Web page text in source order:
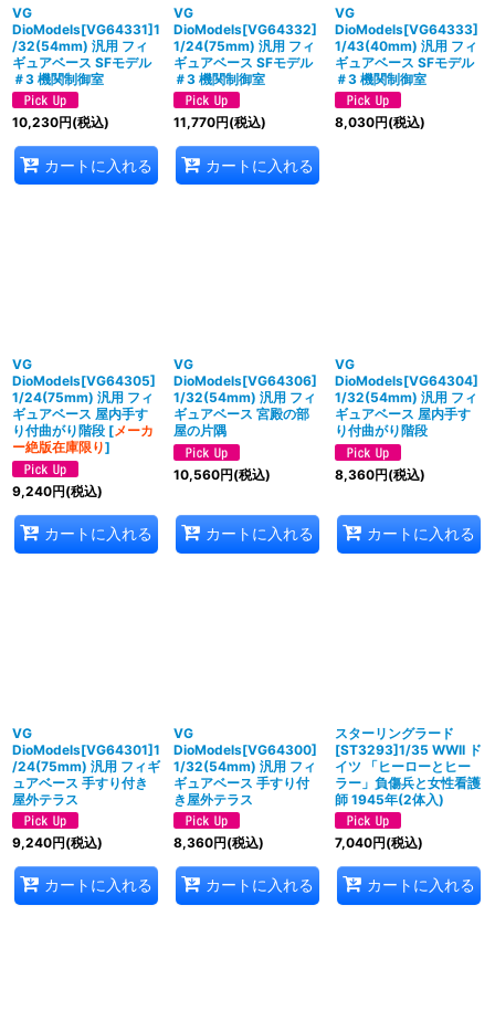
VG
DioModels[VG64331]1
/32(54mm) 汎用 フィ
ギュアベース SFモデル
＃3 機関制御室
10,230円(税込)
カートに入れる
VG
DioModels[VG64332]
1/24(75mm) 汎用 フィ
ギュアベース SFモデル
＃3 機関制御室
11,770円(税込)
カートに入れる
VG
DioModels[VG64333]
1/43(40mm) 汎用 フィ
ギュアベース SFモデル
＃3 機関制御室
8,030円(税込)
VG
DioModels[VG64305]
1/24(75mm) 汎用 フィ
ギュアベース 屋内手す
り付曲がり階段 [メーカ
ー絶版在庫限り]
9,240円(税込)
カートに入れる
VG
DioModels[VG64306]
1/32(54mm) 汎用 フィ
ギュアベース 宮殿の部
屋の片隅
10,560円(税込)
カートに入れる
VG
DioModels[VG64304]
1/32(54mm) 汎用 フィ
ギュアベース 屋内手す
り付曲がり階段
8,360円(税込)
カートに入れる
VG
DioModels[VG64301]1
/24(75mm) 汎用 フィギ
ュアベース 手すり付き
屋外テラス
9,240円(税込)
カートに入れる
VG
DioModels[VG64300]
1/32(54mm) 汎用 フィ
ギュアベース 手すり付
き屋外テラス
8,360円(税込)
カートに入れる
スターリングラード
[ST3293]1/35 WWII ド
イツ 「ヒーローとヒー
ラー」負傷兵と女性看護
師 1945年(2体入)
7,040円(税込)
カートに入れる